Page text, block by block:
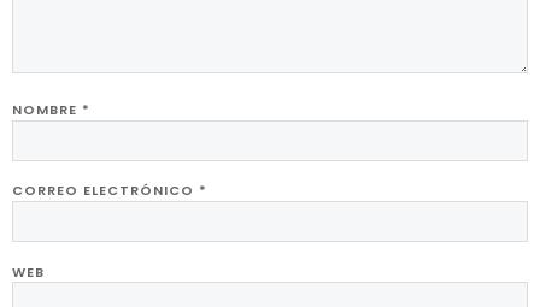
NOMBRE *
CORREO ELECTRÓNICO *
WEB